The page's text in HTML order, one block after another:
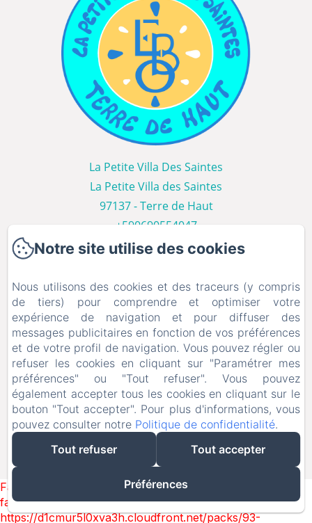
La Petite Villa Des Saintes
La Petite Villa des Saintes
97137 - Terre de Haut
+590690554047
Contactez nous
Les Villas
Galerie Photos
Les Saintes
Contact
services
Notre Blog
EN
NL
Créé par Amenitiz
Failed to load BookingEngine/index: Loading chunk 93
failed. (missing:
https://d1cmur5l0xva3h.cloudfront.net/packs/93-
Notre site utilise des cookies
Nous utilisons des cookies et des traceurs (y compris
de tiers) pour comprendre et optimiser votre
expérience de navigation et pour diffuser des
messages publicitaires en fonction de vos préférences
et de votre profil de navigation. Vous pouvez régler ou
refuser les cookies en cliquant sur "Paramétrer mes
préférences" ou "Tout refuser". Vous pouvez
également accepter tous les cookies en cliquant sur le
bouton "Tout accepter". Pour plus d'informations, vous
pouvez consulter notre Politique de confidentialité.
Tout refuser
Tout accepter
Préférences